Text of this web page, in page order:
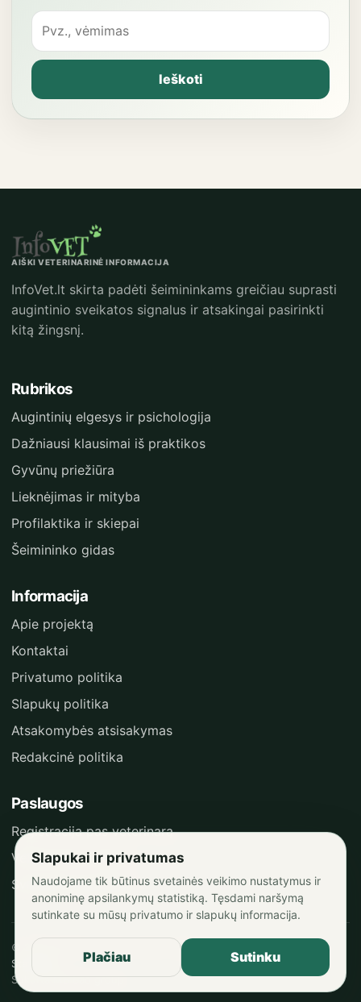
Ieškoti
AIŠKI VETERINARINĖ INFORMACIJA
InfoVet.lt skirta padėti šeimininkams greičiau suprasti
augintinio sveikatos signalus ir atsakingai pasirinkti
kitą žingsnį.
Rubrikos
Augintinių elgesys ir psichologija
Dažniausi klausimai iš praktikos
Gyvūnų priežiūra
Lieknėjimas ir mityba
Profilaktika ir skiepai
Šeimininko gidas
Informacija
Apie projektą
Kontaktai
Privatumo politika
Slapukų politika
Atsakomybės atsisakymas
Redakcinė politika
Paslaugos
Registracija pas veterinarą
Veterinaras į namus
Svetainės žemėlapis
© 2026 InfoVet.lt. Visos teisės saugomos.
Statistika
Sukurta MB Bao group
Slapukai ir privatumas
Naudojame tik būtinus svetainės veikimo nustatymus ir
anoniminę apsilankymų statistiką. Tęsdami naršymą
sutinkate su mūsų privatumo ir slapukų informacija.
Plačiau Sutinku